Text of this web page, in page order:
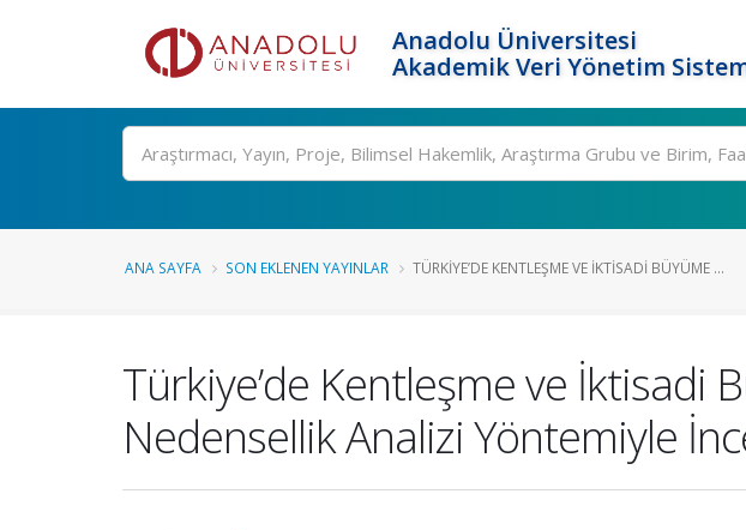
Anadolu Üniversitesi
Akademik Veri Yönetim
Ara
ANA SAYFA SON EKLENEN YAYINLAR TÜRKIYE’DE KENTLEŞME VE İKTISADI BÜYÜME ...
Türkiye’de Kentleşme ve İktisadi
Nedensellik Analizi Yöntemiyle